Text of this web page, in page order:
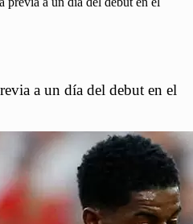
a un día del debut en el